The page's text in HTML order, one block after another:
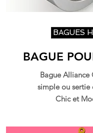
BAGUES
BAGUE
Bague Alliance
simple ou sertie
Chic et